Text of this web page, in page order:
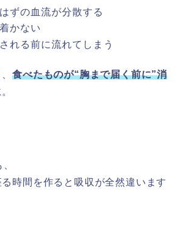
ずの血流が分散する
かない
れる前に流れてしまう
、食べたものが“胸まで届く前に”消
時間を作ると吸収が全然違います